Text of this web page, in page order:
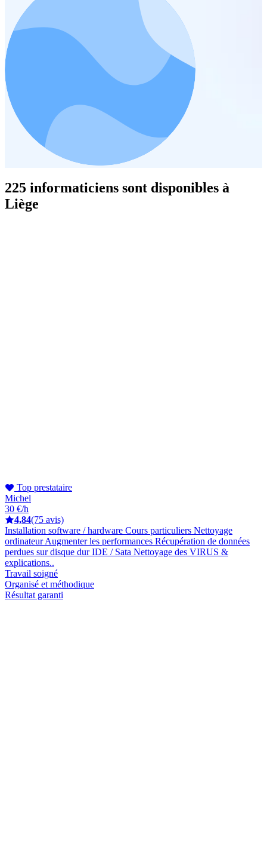
225 informaticiens sont disponibles à
Liège
Top prestataire
Michel
30 €/h
4,84(75 avis)
Installation software / hardware Cours particuliers Nettoyage
ordinateur Augmenter les performances Récupération de données
perdues sur disque dur IDE / Sata Nettoyage des VIRUS &
explications..
Travail soigné
Organisé et méthodique
Résultat garanti